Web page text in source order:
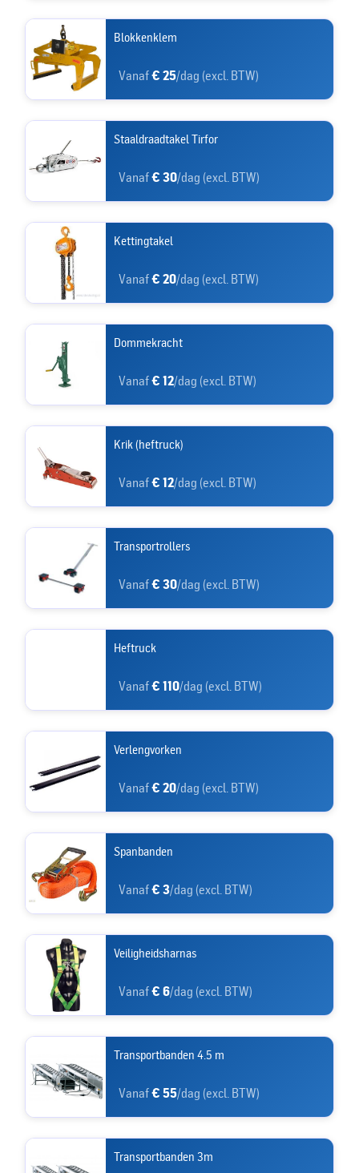
Blokkenklem
Vanaf€ 25/dag (excl. BTW)
Staaldraadtakel Tirfor
Vanaf€ 30/dag (excl. BTW)
Kettingtakel
Vanaf€ 20/dag (excl. BTW)
Dommekracht
Vanaf€ 12/dag (excl. BTW)
Krik (heftruck)
Vanaf€ 12/dag (excl. BTW)
Transportrollers
Vanaf€ 30/dag (excl. BTW)
Heftruck
Vanaf€ 110/dag (excl. BTW)
Verlengvorken
Vanaf€ 20/dag (excl. BTW)
Spanbanden
Vanaf€ 3/dag (excl. BTW)
Veiligheidsharnas
Vanaf€ 6/dag (excl. BTW)
Transportbanden 4.5 m
Vanaf€ 55/dag (excl. BTW)
Transportbanden 3m